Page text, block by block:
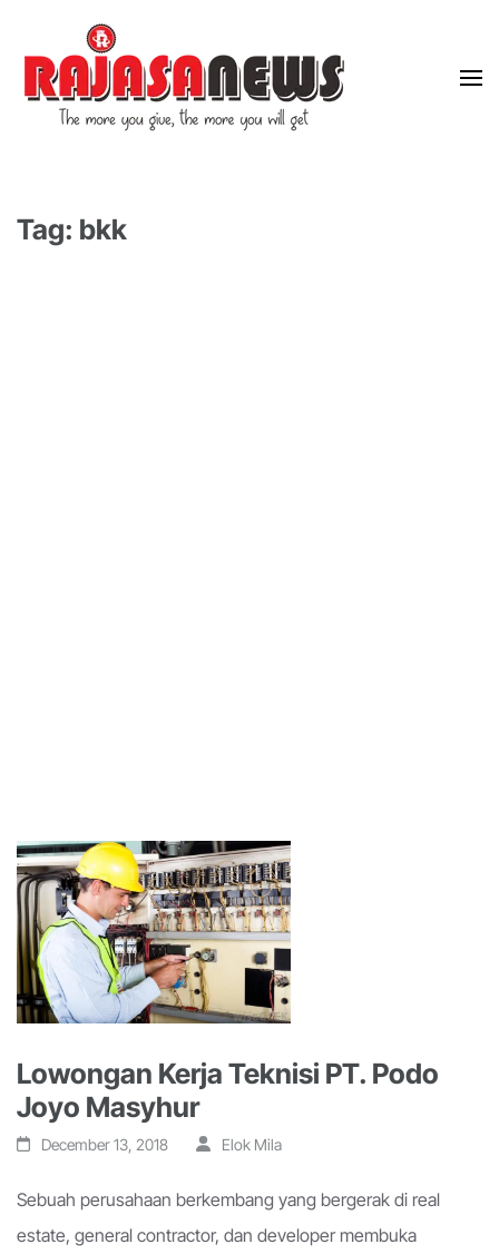
Tag: bkk
Lowongan Kerja Teknisi PT. Podo
Joyo Masyhur
December 13, 2018 Elok Mila
Sebuah perusahaan berkembang yang bergerak di real
estate, general contractor, dan developer membuka